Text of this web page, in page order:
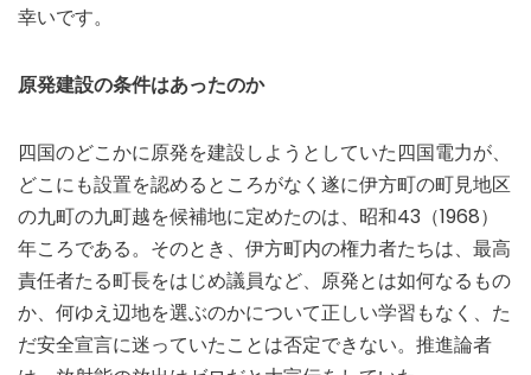
幸いです。
原発建設の条件はあったのか
四国のどこかに原発を建設しようとしていた四国電力が、
どこにも設置を認めるところがなく遂に伊方町の町見地区
の九町の九町越を候補地に定めたのは、昭和43（1968）
年ころである。そのとき、伊方町内の権力者たちは、最高
責任者たる町長をはじめ議員など、原発とは如何なるもの
か、何ゆえ辺地を選ぶのかについて正しい学習もなく、た
だ安全宣言に迷っていたことは否定できない。推進論者